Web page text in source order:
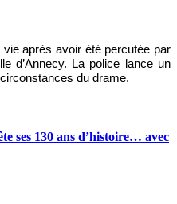
après avoir été percutée par
d’Annecy. La police lance un
du drame.
ses 130 ans d’histoire… avec